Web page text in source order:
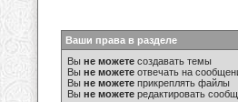
Ваши права в разделе
Вы не можете создавать темы
Вы не можете отвечать на
Вы не можете прикреплять файлы
Вы не можете редактировать